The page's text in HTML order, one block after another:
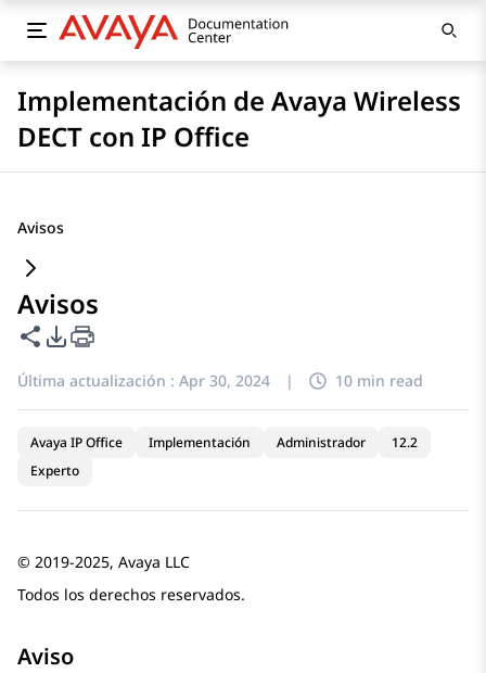
Implementación de Avaya Wireless
DECT con IP Office
Avisos
Avisos
Compartir esta página
Opciones de exportación de PDF
Última actualización : Apr 30, 2024 | 10 min read
Avaya IP Office Implementación Administrador
12.2
Experto
© 2019-2025, Avaya LLC
Todos los derechos reservados.
Aviso